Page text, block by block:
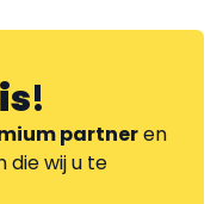
!
partneren
die wij u te